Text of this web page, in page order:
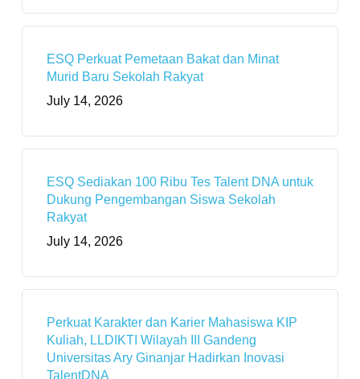
ESQ Perkuat Pemetaan Bakat dan Minat
Murid Baru Sekolah Rakyat
July 14, 2026
ESQ Sediakan 100 Ribu Tes Talent DNA untuk
Dukung Pengembangan Siswa Sekolah
Rakyat
July 14, 2026
Perkuat Karakter dan Karier Mahasiswa KIP
Kuliah, LLDIKTI Wilayah III Gandeng
Universitas Ary Ginanjar Hadirkan Inovasi
TalentDNA